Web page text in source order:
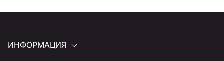
ИНФОРМАЦИЯ